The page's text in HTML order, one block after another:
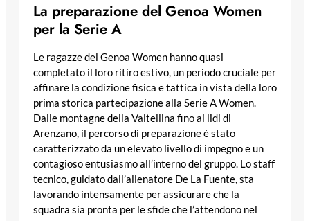
La preparazione del Genoa Women
per la Serie A
Le ragazze del Genoa Women hanno quasi
completato il loro ritiro estivo, un periodo cruciale per
affinare la condizione fisica e tattica in vista della loro
prima storica partecipazione alla Serie A Women.
Dalle montagne della Valtellina fino ai lidi di
Arenzano, il percorso di preparazione è stato
caratterizzato da un elevato livello di impegno e un
contagioso entusiasmo all’interno del gruppo. Lo staff
tecnico, guidato dall’allenatore De La Fuente, sta
lavorando intensamente per assicurare che la
squadra sia pronta per le sfide che l’attendono nel